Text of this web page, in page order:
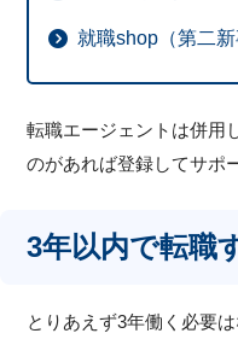
就職shop（第二新
転職エージェントは併用
のがあれば登録してサポ
3年以内で転職
とりあえず3年働く必要